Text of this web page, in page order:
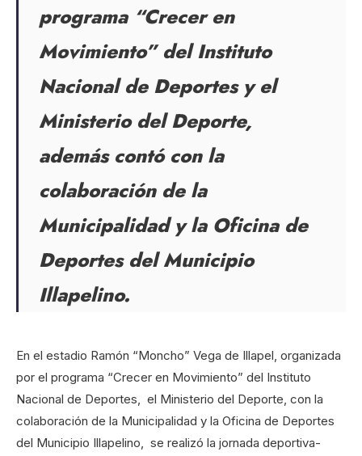
programa “Crecer en
Movimiento” del Instituto
Nacional de Deportes y el
Ministerio del Deporte,
además contó con la
colaboración de la
Municipalidad y la Oficina de
Deportes del Municipio
Illapelino.
En el estadio Ramón “Moncho” Vega de Illapel, organizada
por el programa “Crecer en Movimiento” del Instituto
Nacional de Deportes, el Ministerio del Deporte, con la
colaboración de la Municipalidad y la Oficina de Deportes
del Municipio Illapelino, se realizó la jornada deportiva-